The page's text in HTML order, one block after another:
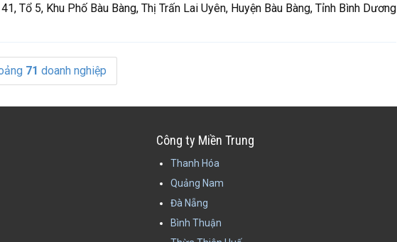
Tổ 5, Khu Phố Bàu Bàng, Thị Trấn Lai Uyên, Huyện Bàu Bàng, Tỉnh Bình Dương
71 doanh nghiệp
Công ty Miền Trung
Thanh Hóa
Quảng Nam
Đà Nẵng
Bình Thuận